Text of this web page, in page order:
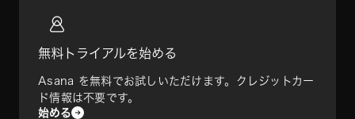
無料トライアルを始める
Asana を無料でお試しいただけます。クレジットカー
ド情報は不要です。
始める